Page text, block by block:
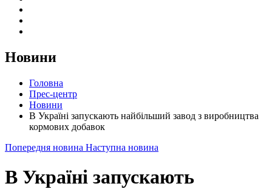
Новини
Головна
Прес-центр
Новини
В Україні запускають найбільший завод з виробництва
кормових добавок
Попередня новина Наступна новина
В Україні запускають